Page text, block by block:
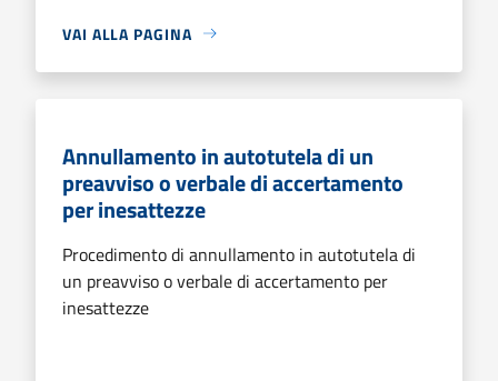
VAI ALLA PAGINA
Annullamento in autotutela di un
preavviso o verbale di accertamento
per inesattezze
Procedimento di annullamento in autotutela di
un preavviso o verbale di accertamento per
inesattezze